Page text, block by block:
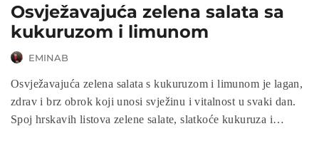
Osvježavajuća zelena salata sa
kukuruzom i limunom
EMINAB
Osvježavajuća zelena salata s kukuruzom i limunom je lagan,
zdrav i brz obrok koji unosi svježinu i vitalnost u svaki dan.
Spoj hrskavih listova zelene salate, slatkoće kukuruza i